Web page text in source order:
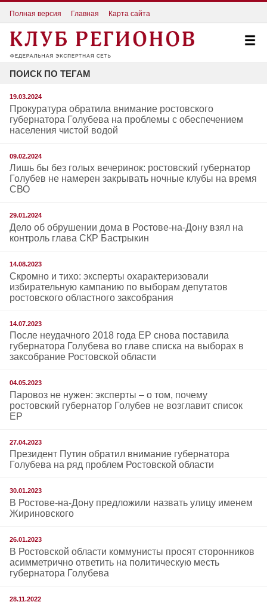
Полная версия Главная Карта сайта
ПОИСК ПО ТЕГАМ
19.03.2024
Прокуратура обратила внимание ростовского
губернатора Голубева на проблемы с обеспечением
населения чистой водой
09.02.2024
Лишь бы без голых вечеринок: ростовский губернатор
Голубев не намерен закрывать ночные клубы на время
СВО
29.01.2024
Дело об обрушении дома в Ростове-на-Дону взял на
контроль глава СКР Бастрыкин
14.08.2023
Скромно и тихо: эксперты охарактеризовали
избирательную кампанию по выборам депутатов
ростовского областного заксобрания
14.07.2023
После неудачного 2018 года ЕР снова поставила
губернатора Голубева во главе списка на выборах в
заксобрание Ростовской области
04.05.2023
Паровоз не нужен: эксперты – о том, почему
ростовский губернатор Голубев не возглавит список
ЕР
27.04.2023
Президент Путин обратил внимание губернатора
Голубева на ряд проблем Ростовской области
30.01.2023
В Ростове-на-Дону предложили назвать улицу именем
Жириновского
26.01.2023
В Ростовской области коммунисты просят сторонников
асимметрично ответить на политическую месть
губернатора Голубева
28.11.2022